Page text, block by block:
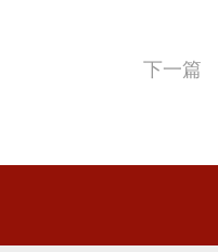
下一篇